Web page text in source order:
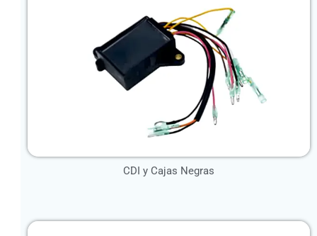
CDI y Cajas Negras